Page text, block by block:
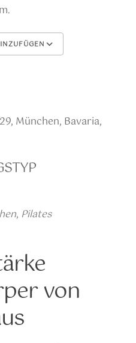
München, Bavaria,
, Pilates
von